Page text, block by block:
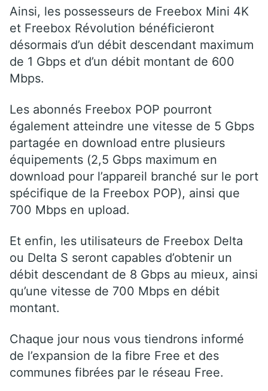
Ainsi, les possesseurs de Freebox Mini 4K
et Freebox Révolution bénéficieront
désormais d’un débit descendant maximum
de 1 Gbps et d’un débit montant de 600
Mbps.
Les abonnés Freebox POP pourront
également atteindre une vitesse de 5 Gbps
partagée en download entre plusieurs
équipements (2,5 Gbps maximum en
download pour l’appareil branché sur le port
spécifique de la Freebox POP), ainsi que
700 Mbps en upload.
Et enfin, les utilisateurs de Freebox Delta
ou Delta S seront capables d’obtenir un
débit descendant de 8 Gbps au mieux, ainsi
qu’une vitesse de 700 Mbps en débit
montant.
Chaque jour nous vous tiendrons informé
de l’expansion de la fibre Free et des
communes fibrées par le réseau Free.